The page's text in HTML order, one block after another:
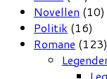
Novellen (10)
Politik (16)
Romane (123)